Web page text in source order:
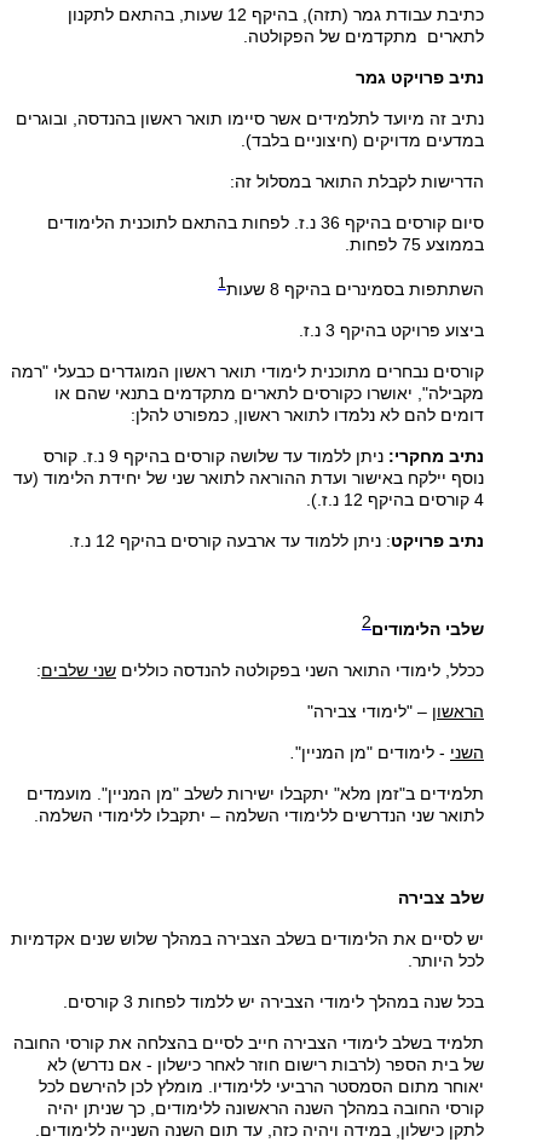
כתיבת עבודת גמר (תזה), בהיקף 12 שעות, בהתאם לתקנון
לתארים מתקדמים של הפקולטה.
נתיב פרויקט גמר
נתיב זה מיועד לתלמידים אשר סיימו תואר ראשון בהנדסה, ובוגרים
במדעים מדויקים (חיצוניים בלבד).
הדרישות לקבלת התואר במסלול זה:
סיום קורסים בהיקף 36 נ.ז. לפחות בהתאם לתוכנית הלימודים
בממוצע 75 לפחות.
השתתפות בסמינרים בהיקף 8 שעות 1
ביצוע פרויקט בהיקף 3 נ.ז.
קורסים נבחרים מתוכנית לימודי תואר ראשון המוגדרים כבעלי "רמה
מקבילה", יאושרו כקורסים לתארים מתקדמים בתנאי שהם או
דומים להם לא נלמדו לתואר ראשון, כמפורט להלן:
נתיב מחקרי:
ניתן ללמוד עד שלושה קורסים בהיקף 9 נ.ז. קורס
נוסף יילקח באישור ועדת ההוראה לתואר שני של יחידת הלימוד (עד
4 קורסים בהיקף 12 נ.ז.).
נתיב פרויקט: ניתן ללמוד עד ארבעה קורסים בהיקף 12 נ.ז.
שלבי הלימודים2
ככלל, לימודי התואר השני בפקולטה להנדסה כוללים שני שלבים:
הראשון – "לימודי צבירה"
השני - לימודים "מן המניין".
תלמידים ב"זמן מלא" יתקבלו ישירות לשלב "מן המניין". מועמדים
לתואר שני הנדרשים ללימודי השלמה – יתקבלו ללימודי השלמה.
שלב צבירה
יש לסיים את הלימודים בשלב הצבירה במהלך שלוש שנים אקדמיות
לכל היותר.
בכל שנה במהלך לימודי הצבירה יש ללמוד לפחות 3 קורסים.
תלמיד בשלב לימודי הצבירה חייב לסיים בהצלחה את קורסי החובה
של בית הספר (לרבות רישום חוזר לאחר כישלון - אם נדרש) לא
יאוחר מתום הסמסטר הרביעי ללימודיו. מומלץ לכן להירשם לכל
קורסי החובה במהלך השנה הראשונה ללימודים, כך שניתן יהיה
לתקן כישלון, במידה ויהיה כזה, עד תום השנה השנייה ללימודים.